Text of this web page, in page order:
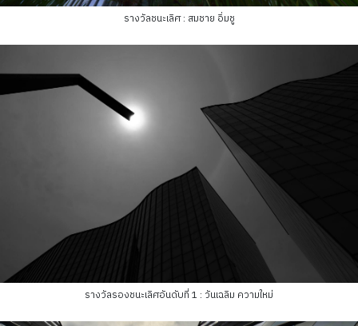
รางวัลชนะเลิศ : สมชาย อิ่มชู
รางวัลรองชนะเลิศอันดับที่ 1 : วันเฉลิม ความใหม่